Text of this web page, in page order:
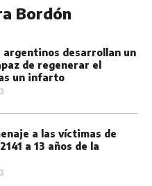
Bordón
desarrollan un
de regenerar el
un infarto
a las víctimas de
a 13 años de la